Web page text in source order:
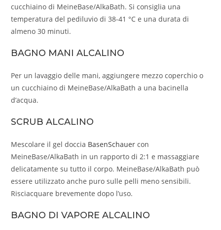
cucchiaino di MeineBase/AlkaBath. Si consiglia una
temperatura del pediluvio di 38-41 °C e una durata di
almeno 30 minuti.
BAGNO MANI ALCALINO
Per un lavaggio delle mani, aggiungere mezzo coperchio o
un cucchiaino di MeineBase/AlkaBath a una bacinella
d’acqua.
SCRUB ALCALINO
Mescolare il gel doccia BasenSchauer con
MeineBase/AlkaBath in un rapporto di 2:1 e massaggiare
delicatamente su tutto il corpo. MeineBase/AlkaBath può
essere utilizzato anche puro sulle pelli meno sensibili.
Risciacquare brevemente dopo l’uso.
BAGNO DI VAPORE ALCALINO